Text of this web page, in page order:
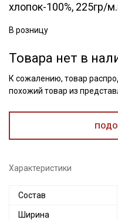
хлопок-100%, 225гр/
В розницу
Товара нет в
К сожалению, товар
похожий товар из
Характеристики
Состав
Ширина